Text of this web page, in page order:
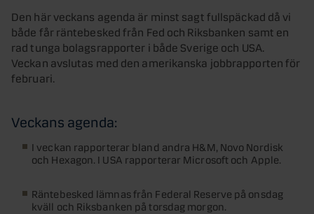
Den här veckans agenda är minst sagt fullspäckad då vi
både får räntebesked från Fed och Riksbanken samt en
rad tunga bolagsrapporter i både Sverige och USA.
Veckan avslutas med den amerikanska jobbrapporten för
februari.
Veckans agenda:
I veckan rapporterar bland andra H&M, Novo Nordisk
och Hexagon. I USA rapporterar Microsoft och Apple.
Räntebesked lämnas från Federal Reserve på onsdag
kväll och Riksbanken på torsdag morgon.